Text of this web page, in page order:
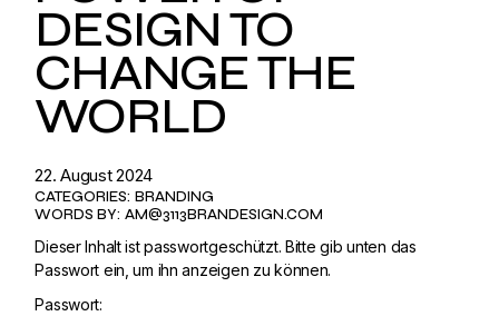
DESIGN TO
CHANGE THE
WORLD
22. August 2024
CATEGORIES: BRANDING
WORDS BY: AM@3113BRANDESIGN.COM
Dieser Inhalt ist passwortgeschützt. Bitte gib unten das
Passwort ein, um ihn anzeigen zu können.
Passwort: